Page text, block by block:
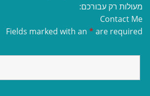
מעולות רק עבורכם:
Contact Me
Fields marked with an * are required